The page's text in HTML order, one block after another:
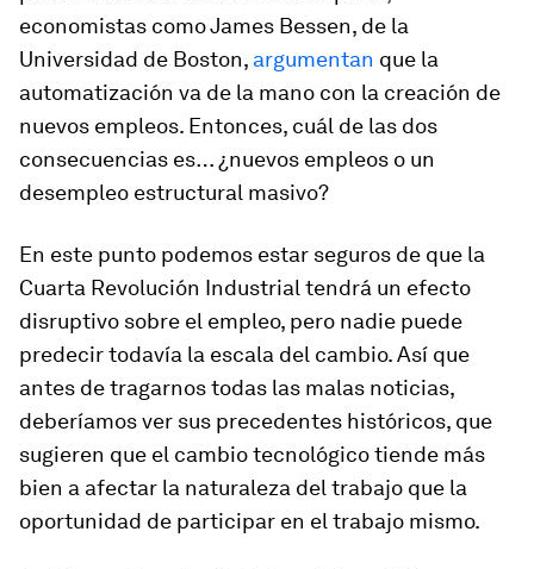
economistas como James Bessen, de la
Universidad de Boston, argumentan que la
automatización va de la mano con la creación de
nuevos empleos. Entonces, cuál de las dos
consecuencias es… ¿nuevos empleos o un
desempleo estructural masivo?
En este punto podemos estar seguros de que la
Cuarta Revolución Industrial tendrá un efecto
disruptivo sobre el empleo, pero nadie puede
predecir todavía la escala del cambio. Así que
antes de tragarnos todas las malas noticias,
deberíamos ver sus precedentes históricos, que
sugieren que el cambio tecnológico tiende más
bien a afectar la naturaleza del trabajo que la
oportunidad de participar en el trabajo mismo.